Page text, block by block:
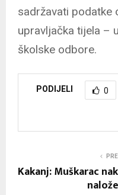
sadržavati podatke
upravljačka tijela –
školske odbore.
PODIJELI 0
Kakanj: Muškarac